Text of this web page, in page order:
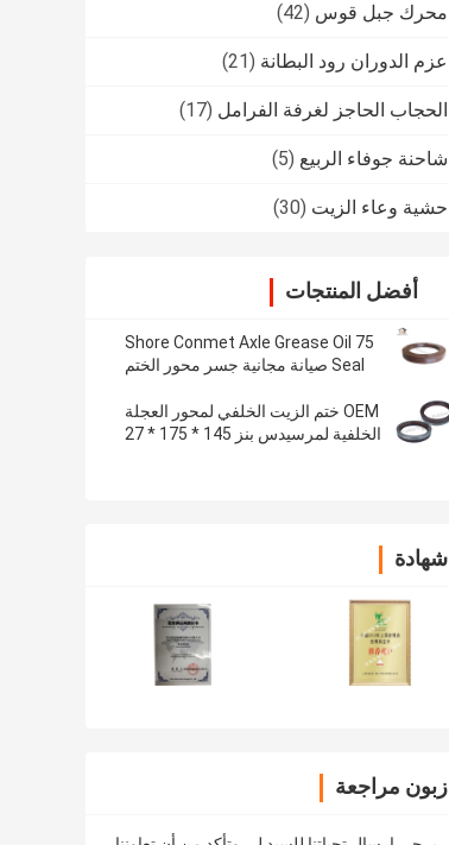
محرك جبل قوس (42)
عزم الدوران رود البطانة (21)
الحجاب الحاجز لغرفة الفرامل (17)
شاحنة جوفاء الربيع (5)
حشية وعاء الزيت (30)
أفضل المنتجات
75 Shore Conmet Axle Grease Oil
Seal صيانة مجانية جسر محور الختم
OEM ختم الزيت الخلفي لمحور العجلة
الخلفية لمرسيدس بنز 145 * 175 * 27
شهادة
زبون مراجعة